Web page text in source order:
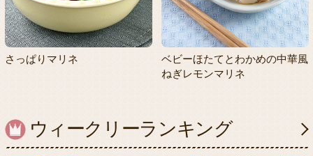
さっぱりマリネ
ベビーほたてとわかめの中華風
ねぎレモンマリネ
ウィークリーランキング